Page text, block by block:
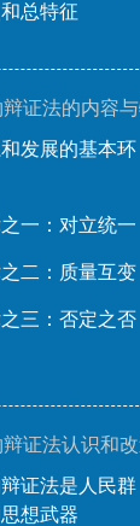
总特征
证法的内容
发展的基本环
一：对立统一
二：质量互变
三：否定之否
证法认识和
证法是人民群
想武器